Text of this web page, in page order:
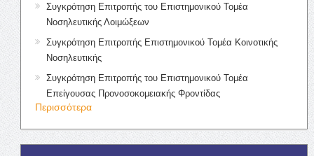
Συγκρότηση Επιτροπής του Επιστημονικού Τομέα
Νοσηλευτικής Λοιμώξεων
Συγκρότηση Επιτροπής Επιστημονικού Τομέα Κοινοτικής
Νοσηλευτικής
Συγκρότηση Επιτροπής του Επιστημονικού Τομέα
Επείγουσας Προνοσοκομειακής Φροντίδας
Περισσότερα